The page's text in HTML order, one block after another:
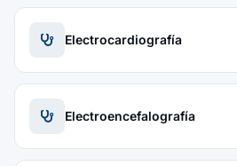
Electrocardiografía
Electroencefalografía